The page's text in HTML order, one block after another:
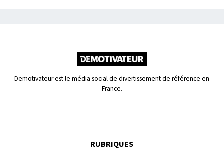
Demotivateur est le média social de divertissement de référence en
France.
RUBRIQUES